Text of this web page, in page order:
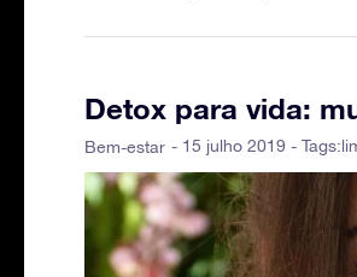
Detox para vida:
Bem-estar - 15 julho 2019 - Tags: